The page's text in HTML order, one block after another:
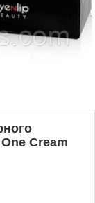
Cream